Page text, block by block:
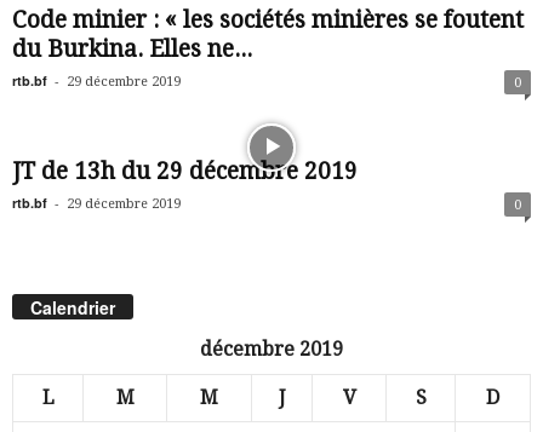
Code minier : « les sociétés minières se foutent
du Burkina. Elles ne...
rtb.bf - 29 décembre 2019 0
JT de 13h du 29 décembre 2019
rtb.bf - 29 décembre 2019 0
Calendrier
décembre 2019
L M M J V S D